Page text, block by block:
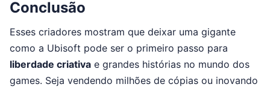
Conclusão
Esses criadores mostram que deixar uma gigante
como a Ubisoft pode ser o primeiro passo para
liberdade criativa e grandes histórias no mundo dos
games. Seja vendendo milhões de cópias ou inovando